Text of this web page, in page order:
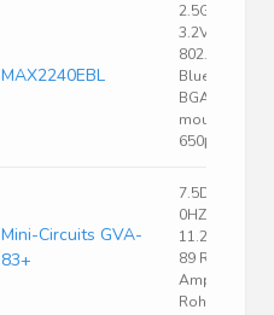
MAX2240EBL
2.5GHz
3.2V 2.45GHz
802.11,
Bluetooth 1
BGA SMD
mount
Mini-Circuits GVA-
83+
7.5DB
0HZ~7GHZ
11.2DB SOT-
89 Rf
Amplifiers
Rohs